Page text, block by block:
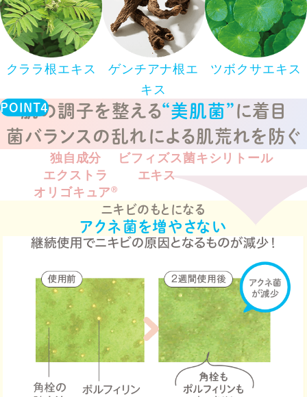
クララ根エキス
ゲンチアナ根エ
キス
ツボクサエキス
肌の調子を整える“美肌菌”に着目
菌バランスの乱れによる肌荒れを防ぐ
独自成分
エクストラ
オリゴキュアⓇ
ビフィズス菌
エキス
キシリトール
ニキビのもとになる
アクネ菌を増やさない